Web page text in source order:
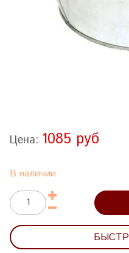
Цена: 1085 руб
В наличии